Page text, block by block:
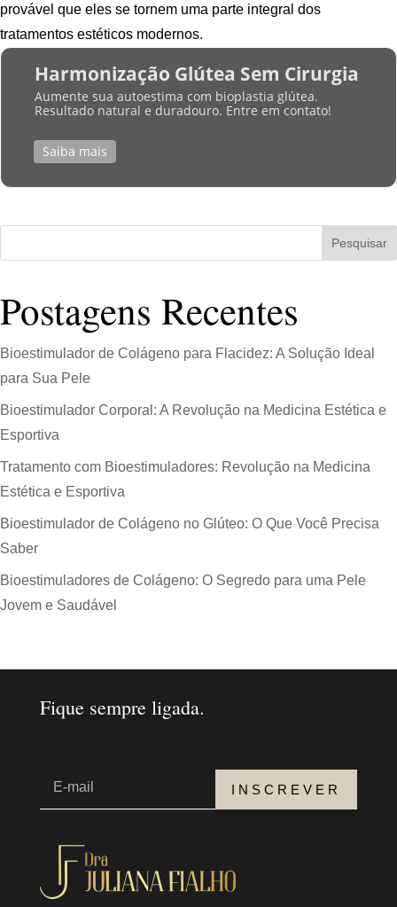
provável que eles se tornem uma parte integral dos
tratamentos estéticos modernos.
Harmonização Glútea Sem Cirurgia
Aumente sua autoestima com bioplastia glútea.
Resultado natural e duradouro. Entre em contato!
Saiba mais
Pesquisar
Postagens Recentes
Bioestimulador de Colágeno para Flacidez: A Solução Ideal
para Sua Pele
Bioestimulador Corporal: A Revolução na Medicina Estética e
Esportiva
Tratamento com Bioestimuladores: Revolução na Medicina
Estética e Esportiva
Bioestimulador de Colágeno no Glúteo: O Que Você Precisa
Saber
Bioestimuladores de Colágeno: O Segredo para uma Pele
Jovem e Saudável
Fique sempre ligada.
INSCREVER